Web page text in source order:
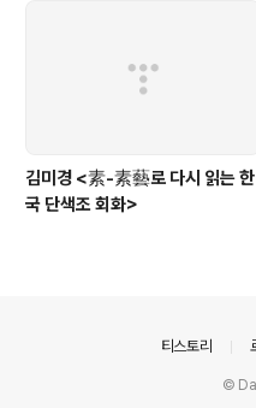
김미경 <素-素藝로 다시 읽는 한
국 단색조 회화>
티스토리
©